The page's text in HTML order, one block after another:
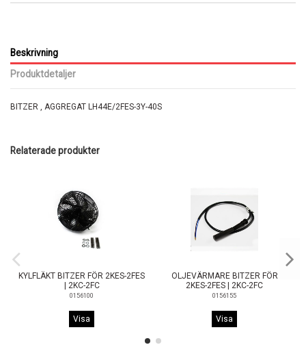
Beskrivning
Produktdetaljer
BITZER , AGGREGAT LH44E/2FES-3Y-40S
Relaterade produkter
KYLFLÄKT BITZER FÖR 2KES-2FES
| 2KC-2FC
0156100
Visa
OLJEVÄRMARE BITZER FÖR
2KES-2FES | 2KC-2FC
0156155
Visa